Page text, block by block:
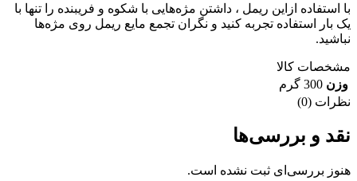
با استفاده ازاین ریمل ، داشتن مژه‌هایی با شکوه و فریبنده را تنها با
یک بار استفاده تجربه کنید و نگران تجمع مایع ریمل روی مژه‌ها
نباشید.
مشخصات کالا
وزن 300 گرم
نظرات (0)
نقد و بررسی‌ها
هنوز بررسی‌ای ثبت نشده است.